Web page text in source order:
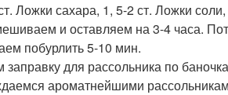
Ложки сахара, 1, 5-2 ст. Ложки
и оставляем на 3-4 часа.
побурлить 5-10 мин.
для рассольника по
ароматнейшими